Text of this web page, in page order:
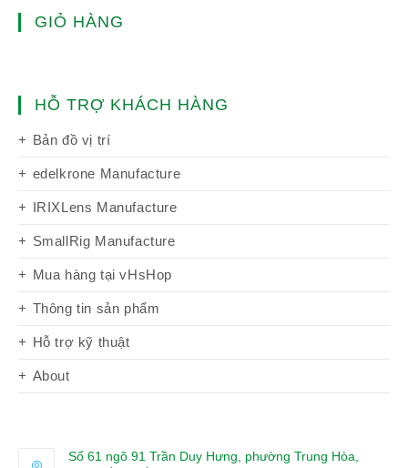
GIỎ HÀNG
HỖ TRỢ KHÁCH HÀNG
Bản đồ vị trí
edelkrone Manufacture
IRIXLens Manufacture
SmallRig Manufacture
Mua hàng tại vHsHop
Thông tin sản phẩm
Hỗ trợ kỹ thuật
About
Số 61 ngõ 91 Trần Duy Hưng, phường Trung Hòa,